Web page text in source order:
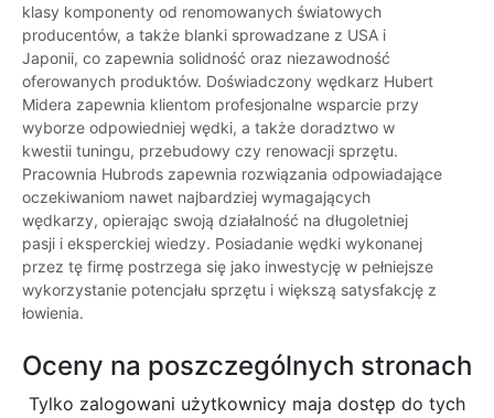
klasy komponenty od renomowanych światowych
producentów, a także blanki sprowadzane z USA i
Japonii, co zapewnia solidność oraz niezawodność
oferowanych produktów. Doświadczony wędkarz Hubert
Midera zapewnia klientom profesjonalne wsparcie przy
wyborze odpowiedniej wędki, a także doradztwo w
kwestii tuningu, przebudowy czy renowacji sprzętu.
Pracownia Hubrods zapewnia rozwiązania odpowiadające
oczekiwaniom nawet najbardziej wymagających
wędkarzy, opierając swoją działalność na długoletniej
pasji i eksperckiej wiedzy. Posiadanie wędki wykonanej
przez tę firmę postrzega się jako inwestycję w pełniejsze
wykorzystanie potencjału sprzętu i większą satysfakcję z
łowienia.
Oceny na poszczególnych stronach
Tylko zalogowani użytkownicy maja dostęp do tych